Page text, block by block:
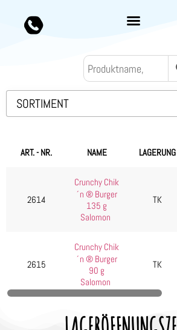
SORTIMENT
Convenience
Kartoffelprodukte
Kuchen & Desserts
Obst & Gemüse
Seafood, Fisch & Meeresfrüchte
Wurst & Schinken
ART. - NR. NAME LAGERUNG
2614
Crunchy Chik
´n ® Burger
135 g
Salomon
TK
2615
Crunchy Chik
´n ® Burger
90 g
Salomon
TK